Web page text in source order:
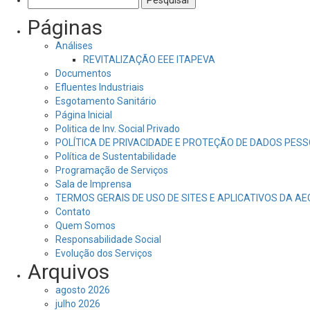
por:
Páginas
Análises
REVITALIZAÇÃO EEE ITAPEVA
Documentos
Efluentes Industriais
Esgotamento Sanitário
Página Inicial
Politica de Inv. Social Privado
POLÍTICA DE PRIVACIDADE E PROTEÇÃO DE DADOS
Política de Sustentabilidade
Programação de Serviços
Sala de Imprensa
TERMOS GERAIS DE USO DE SITES E APLICATIVOS DA
Contato
Quem Somos
Responsabilidade Social
Evolução dos Serviços
Arquivos
agosto 2026
julho 2026